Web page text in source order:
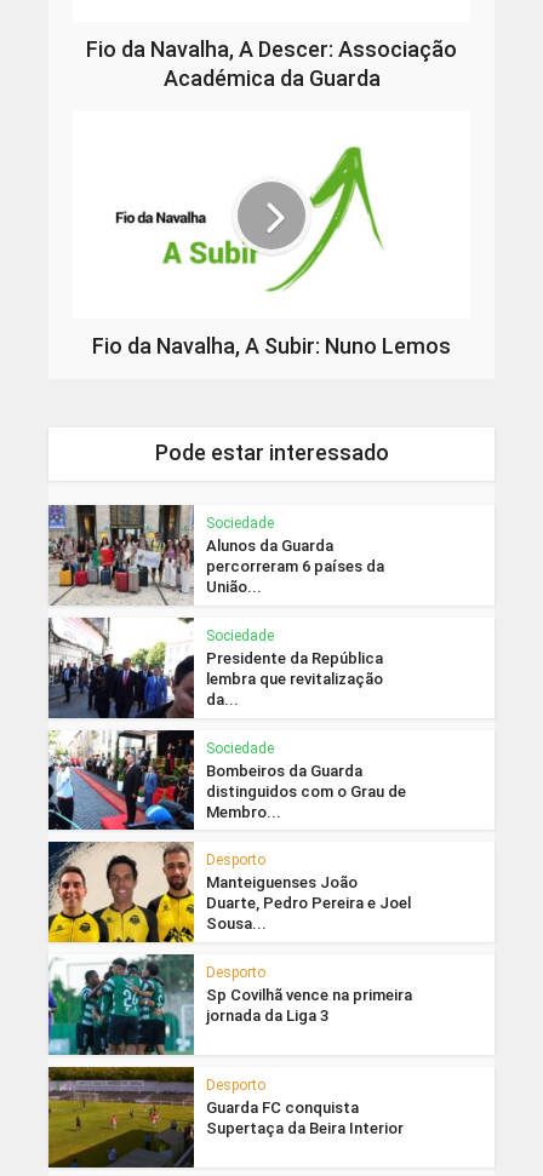
Fio da Navalha, A Descer: Associação
Académica da Guarda
Fio da Navalha, A Subir: Nuno Lemos
Pode estar interessado
Sociedade
Alunos da Guarda
percorreram 6 países da
União...
Sociedade
Presidente da República
lembra que revitalização
da...
Sociedade
Bombeiros da Guarda
distinguidos com o Grau de
Membro...
Desporto
Manteiguenses João
Duarte, Pedro Pereira e Joel
Sousa...
Desporto
Sp Covilhã vence na primeira
jornada da Liga 3
Desporto
Guarda FC conquista
Supertaça da Beira Interior